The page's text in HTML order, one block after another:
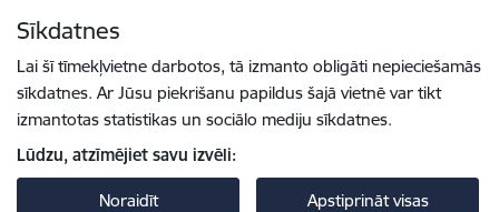
Sīkdatnes
Lai šī tīmekļvietne darbotos, tā izmanto obligāti nepieciešamās
sīkdatnes. Ar Jūsu piekrišanu papildus šajā vietnē var tikt
izmantotas statistikas un sociālo mediju sīkdatnes.
Lūdzu, atzīmējiet savu izvēli:
Noraidīt Apstiprināt visas